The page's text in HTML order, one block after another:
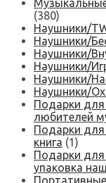
(380)
Наушники/
Наушники/
Наушники/
Наушники/
Наушники/
Наушники/
Подарки
любителей
Подарки
книга (1)
Подарки
упаковка